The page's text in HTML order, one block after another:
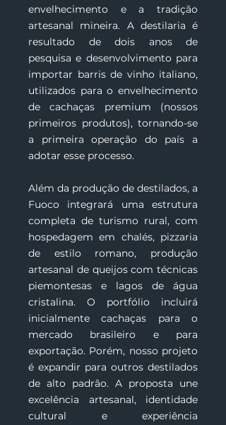
envelhecimento e a tradição
artesanal mineira. A destilaria é
resultado de dois anos de
pesquisa e desenvolvimento para
importar barris de vinho italiano,
utilizados para o envelhecimento
de cachaças premium (nossos
primeiros produtos), tornando-se
a primeira operação do país a
adotar esse processo.
Além da produção de destilados, a
Fuoco integrará uma estrutura
completa de turismo rural, com
hospedagem em chalés, pizzaria
de estilo romano, produção
artesanal de queijos com técnicas
piemontesas e lagos de água
cristalina. O portfólio incluirá
inicialmente cachaças para o
mercado brasileiro e para
exportação. Porém, nosso projeto
é expandir para outros destilados
de alto padrão. A proposta une
excelência artesanal, identidade
cultural e experiência